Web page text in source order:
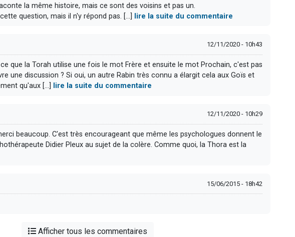
la même histoire, mais ce sont des voisins et pas un.
question, mais il n'y répond pas. [...]
lire la suite du commentaire
12/11/2020 - 10h43
que la Torah utilise une fois le mot Frère et ensuite le mot Prochain, c'est pas
une discussion ? Si oui, un autre Rabin très connu a élargit cela aux Goïs et
qu'aux [...]
lire la suite du commentaire
12/11/2020 - 10h29
beaucoup. C'est très encourageant que même les psychologues donnent le
Didier Pleux au sujet de la colère. Comme quoi, la Thora est la
15/06/2015 - 18h42
Afficher tous les commentaires